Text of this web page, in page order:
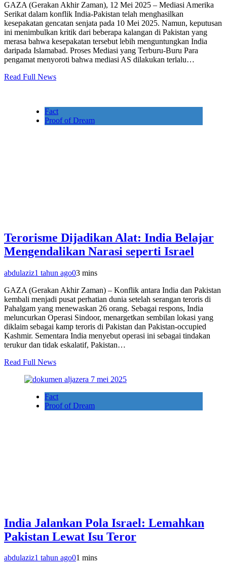
GAZA (Gerakan Akhir Zaman), 12 Mei 2025 – Mediasi Amerika
Serikat dalam konflik India-Pakistan telah menghasilkan
kesepakatan gencatan senjata pada 10 Mei 2025. Namun, keputusan
ini menimbulkan kritik dari beberapa kalangan di Pakistan yang
merasa bahwa kesepakatan tersebut lebih menguntungkan India
daripada Islamabad. Proses Mediasi yang Terburu-Buru Para
pengamat menyoroti bahwa mediasi AS dilakukan terlalu…
Read Full News
Fact
Proof of Dream
Terorisme Dijadikan Alat: India Belajar
Mengendalikan Narasi seperti Israel
abdulaziz1 tahun ago03 mins
GAZA (Gerakan Akhir Zaman) – Konflik antara India dan Pakistan
kembali menjadi pusat perhatian dunia setelah serangan teroris di
Pahalgam yang menewaskan 26 orang. Sebagai respons, India
meluncurkan Operasi Sindoor, menargetkan sembilan lokasi yang
diklaim sebagai kamp teroris di Pakistan dan Pakistan-occupied
Kashmir. Sementara India menyebut operasi ini sebagai tindakan
terukur dan tidak eskalatif, Pakistan…
Read Full News
Fact
Proof of Dream
India Jalankan Pola Israel: Lemahkan
Pakistan Lewat Isu Teror
abdulaziz1 tahun ago01 mins